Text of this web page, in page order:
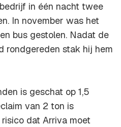
in één nacht twee
In november was het
bus gestolen. Nadat de
rondgereden stak hij hem
is geschat op 1,5
van 2 ton is
dat Arriva moet